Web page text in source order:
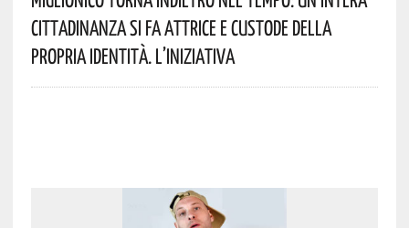
Cittadinanza Si Fa Attrice E Custode Della
Propria Identità. L’iniziativa